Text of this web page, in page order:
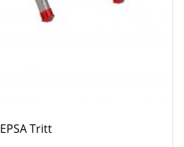
EPSA Tritt